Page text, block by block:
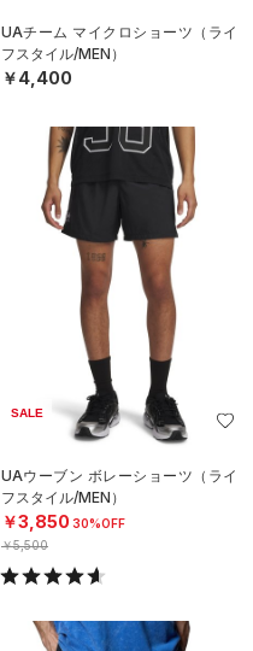
UAチーム マイクロショーツ（ライ
フスタイル/MEN）
￥4,400
SALE
UAウーブン ボレーショーツ（ライ
フスタイル/MEN）
￥3,850 30%OFF
￥5,500